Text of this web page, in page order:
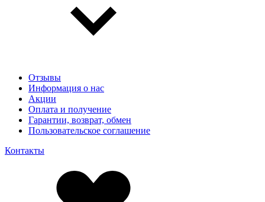
Отзывы
Информация о нас
Акции
Оплата и получение
Гарантии, возврат, обмен
Пользовательское соглашение
Контакты